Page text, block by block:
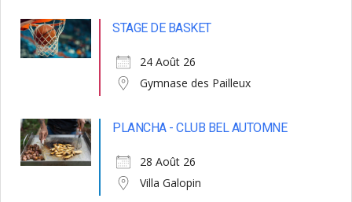
STAGE DE BASKET
24 Août 26
Gymnase des Pailleux
PLANCHA - CLUB BEL AUTOMNE
28 Août 26
Villa Galopin